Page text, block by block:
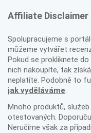
Affiliate Disclaimer
Spolupracujeme s
můžeme vytvářet
Pokud se prokliknete
nich nakoupíte, tak
neplatíte. Podobně to
jak vyděláváme.
Mnoho produktů,
otestovaných.
Neručíme však za